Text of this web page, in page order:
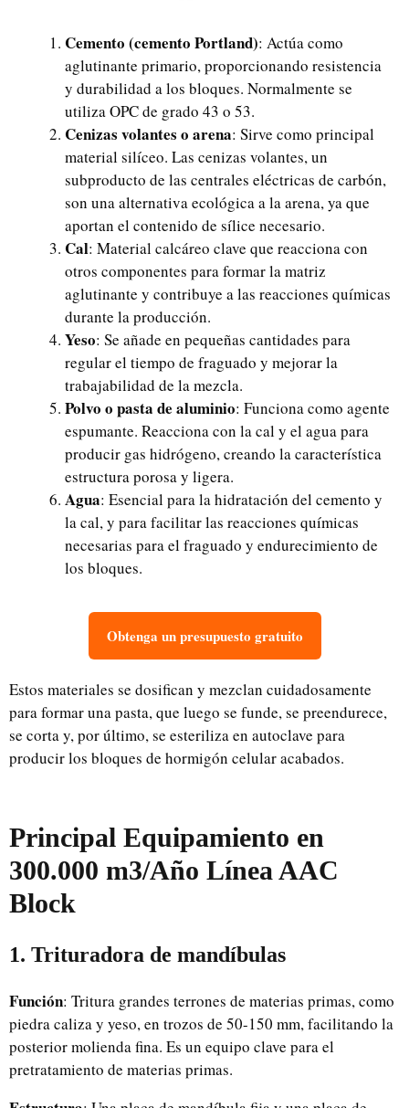
Cemento (cemento Portland): Actúa como
aglutinante primario, proporcionando resistencia
y durabilidad a los bloques. Normalmente se
utiliza OPC de grado 43 o 53.
Cenizas volantes o arena: Sirve como principal
material silíceo. Las cenizas volantes, un
subproducto de las centrales eléctricas de carbón,
son una alternativa ecológica a la arena, ya que
aportan el contenido de sílice necesario.
Cal: Material calcáreo clave que reacciona con
otros componentes para formar la matriz
aglutinante y contribuye a las reacciones químicas
durante la producción.
Yeso: Se añade en pequeñas cantidades para
regular el tiempo de fraguado y mejorar la
trabajabilidad de la mezcla.
Polvo o pasta de aluminio: Funciona como agente
espumante. Reacciona con la cal y el agua para
producir gas hidrógeno, creando la característica
estructura porosa y ligera.
Agua: Esencial para la hidratación del cemento y
la cal, y para facilitar las reacciones químicas
necesarias para el fraguado y endurecimiento de
los bloques.
Obtenga un presupuesto gratuito
Estos materiales se dosifican y mezclan cuidadosamente
para formar una pasta, que luego se funde, se preendurece,
se corta y, por último, se esteriliza en autoclave para
producir los bloques de hormigón celular acabados.
Principal Equipamiento en
300.000 m3/Año Línea AAC
Block
1. Trituradora de mandíbulas
Función: Tritura grandes terrones de materias primas, como
piedra caliza y yeso, en trozos de 50-150 mm, facilitando la
posterior molienda fina. Es un equipo clave para el
pretratamiento de materias primas.